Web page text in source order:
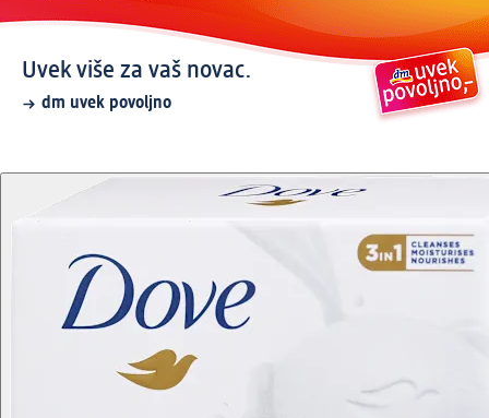
Uvek više za vaš novac.
dm uvek povoljno